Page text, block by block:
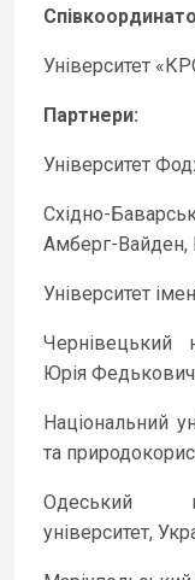
Університет
Партнери:
Університет
Східно-
Амберг-Вайден,
Університет
Чернівецький
Юрія
Національний
та
Одеський
університет,